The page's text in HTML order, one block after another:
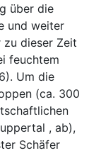
über die
und weiter
zu dieser Zeit
feuchtem
Um die
(ca. 300
, ab),
Schäfer